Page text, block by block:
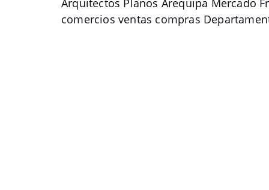
Arquitectos Planos Arequipa Mercado
comercios ventas compras